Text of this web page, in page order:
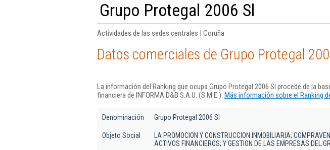
Grupo Protegal 2006 Sl
Actividades de las sedes centrales | Coruña
Datos comerciales de Grupo Protegal
La información del Ranking que ocupa Grupo Protegal 2006 Sl procede de la
financiera de INFORMA D&B S.A.U. (S.M.E.). Más información sobre el Ranking
Denominación Grupo Protegal 2006 Sl
Objeto Social
LA PROMOCION Y CONSTRUCCION INMOBILIARIA;
ACTIVOS FINANCIEROS; Y GESTION DE LAS EMPRESAS DEL